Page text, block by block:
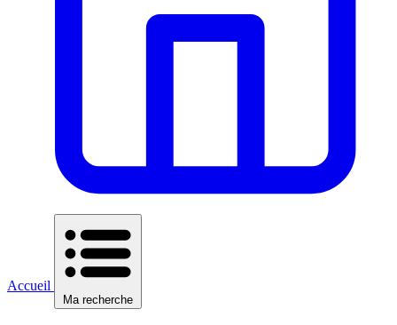
Accueil
Ma recherche